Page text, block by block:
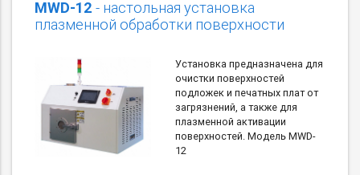
MWD-12 - настольная установка
плазменной обработки поверхности
Установка предназначена для
очистки поверхностей
подложек и печатных плат от
загрязнений, а также для
плазменной активации
поверхностей. Модель MWD-
12